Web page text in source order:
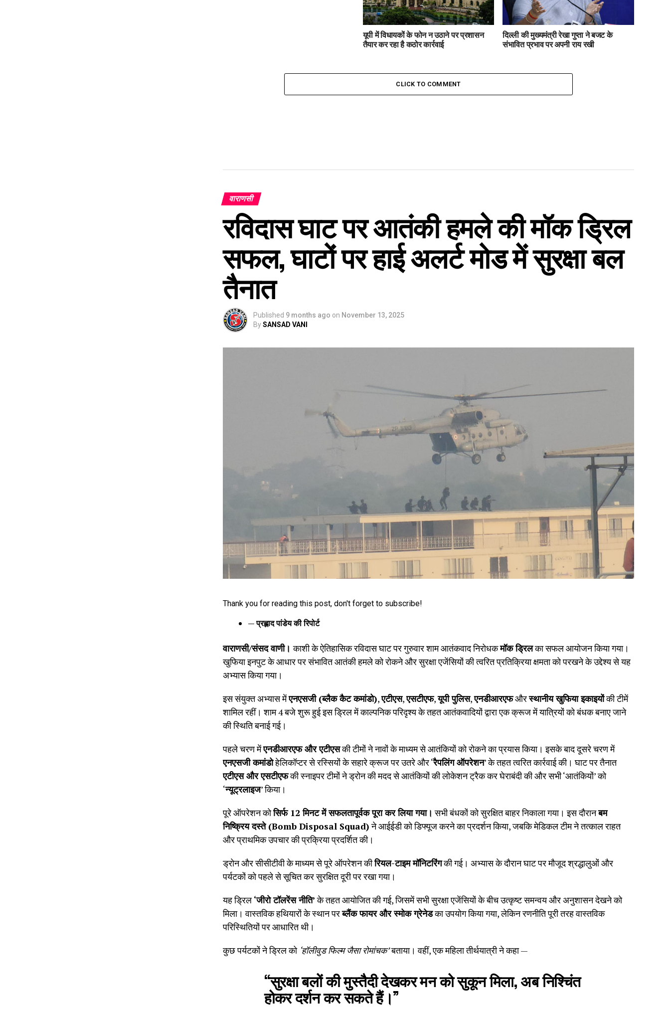
यूपी में विधायकों के फोन न उठाने पर प्रशासन
तैयार कर रहा है कठोर कार्रवाई
दिल्ली की मुख्यमंत्री रेखा गुप्ता ने बजट के
संभावित प्रभाव पर अपनी राय रखी
CLICK TO COMMENT
वाराणसी
रविदास घाट पर आतंकी हमले की मॉक ड्रिल
सफल, घाटों पर हाई अलर्ट मोड में सुरक्षा बल
तैनात
Published 9 months ago on November 13, 2025
BySANSAD VANI
Thank you for reading this post, don't forget to subscribe!
— प्रह्लाद पांडेय की रिपोर्ट
वाराणसी/संसद वाणी।काशी के ऐतिहासिक रविदास घाट पर गुरुवार शाम आतंकवाद निरोधकमॉक ड्रिलका सफल आयोजन किया गया।
खुफिया इनपुट के आधार पर संभावित आतंकी हमले को रोकने और सुरक्षा एजेंसियों की त्वरित प्रतिक्रिया क्षमता को परखने के उद्देश्य से यह
अभ्यास किया गया।
इस संयुक्त अभ्यास मेंएनएसजी (ब्लैक कैट कमांडो),एटीएस,एसटीएफ,यूपी पुलिस,एनडीआरएफऔरस्थानीय खुफिया इकाइयोंकी टीमें
शामिल रहीं। शाम 4 बजे शुरू हुई इस ड्रिल में काल्पनिक परिदृश्य के तहत आतंकवादियों द्वारा एक क्रूज में यात्रियों को बंधक बनाए जाने
की स्थिति बनाई गई।
पहले चरण मेंएनडीआरएफ और एटीएसकी टीमों ने नावों के माध्यम से आतंकियों को रोकने का प्रयास किया। इसके बाद दूसरे चरण में
एनएसजी कमांडोहेलिकॉप्टर से रस्सियों के सहारे क्रूज पर उतरे और ‘रैपलिंग ऑपरेशन’ के तहत त्वरित कार्रवाई की। घाट पर तैनात
एटीएस और एसटीएफकी स्नाइपर टीमों ने ड्रोन की मदद से आतंकियों की लोकेशन ट्रैक कर घेराबंदी की और सभी ‘आतंकियों’ को
‘न्यूट्रलाइज’ किया।
पूरे ऑपरेशन कोसिर्फ 12 मिनट में सफलतापूर्वक पूरा कर लिया गया। सभी बंधकों को सुरक्षित बाहर निकाला गया। इस दौरानबम
निष्क्रिय दस्ते (Bomb Disposal Squad)ने आईईडी को डिफ्यूज करने का प्रदर्शन किया, जबकि मेडिकल टीम ने तत्काल राहत
और प्राथमिक उपचार की प्रक्रिया प्रदर्शित की।
ड्रोन और सीसीटीवी के माध्यम से पूरे ऑपरेशन कीरियल-टाइम मॉनिटरिंगकी गई। अभ्यास के दौरान घाट पर मौजूद श्रद्धालुओं और
पर्यटकों को पहले से सूचित कर सुरक्षित दूरी पर रखा गया।
यह ड्रिल ‘जीरो टॉलरेंस नीति’के तहत आयोजित की गई, जिसमें सभी सुरक्षा एजेंसियों के बीच उत्कृष्ट समन्वय और अनुशासन देखने को
मिला। वास्तविक हथियारों के स्थान परब्लैंक फायर और स्मोक ग्रेनेडका उपयोग किया गया, लेकिन रणनीति पूरी तरह वास्तविक
परिस्थितियों पर आधारित थी।
कुछ पर्यटकों ने ड्रिल को ‘हॉलीवुड फिल्म जैसा रोमांचक’बताया। वहीं, एक महिला तीर्थयात्री ने कहा —
“सुरक्षा बलों की मुस्तैदी देखकर मन को सुकून मिला, अब निश्चिंत
होकर दर्शन कर सकते हैं।”